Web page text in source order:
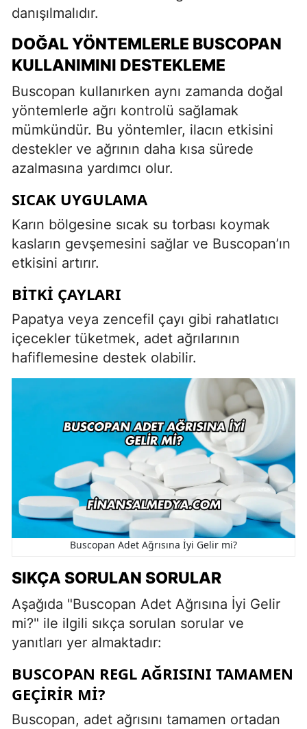
danışılmalıdır.
DOĞAL YÖNTEMLERLE BUSCOPAN
KULLANIMINI DESTEKLEME
Buscopan kullanırken aynı zamanda doğal
yöntemlerle ağrı kontrolü sağlamak
mümkündür. Bu yöntemler, ilacın etkisini
destekler ve ağrının daha kısa sürede
azalmasına yardımcı olur.
SICAK UYGULAMA
Karın bölgesine sıcak su torbası koymak
kasların gevşemesini sağlar ve Buscopan’ın
etkisini artırır.
BITKI ÇAYLARI
Papatya veya zencefil çayı gibi rahatlatıcı
içecekler tüketmek, adet ağrılarının
hafiflemesine destek olabilir.
Buscopan Adet Ağrısına İyi Gelir mi?
SIKÇA SORULAN SORULAR
Aşağıda "Buscopan Adet Ağrısına İyi Gelir
mi?" ile ilgili sıkça sorulan sorular ve
yanıtları yer almaktadır:
BUSCOPAN REGL AĞRISINI TAMAMEN
GEÇIRIR MI?
Buscopan, adet ağrısını tamamen ortadan